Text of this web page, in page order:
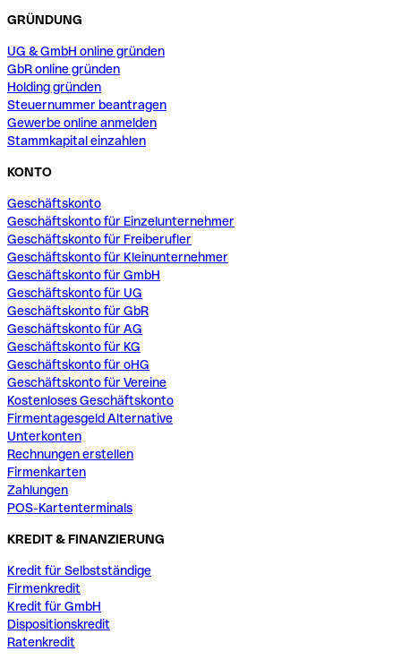
GRÜNDUNG
UG & GmbH online gründen
GbR online gründen
Holding gründen
Steuernummer beantragen
Gewerbe online anmelden
Stammkapital einzahlen
KONTO
Geschäftskonto
Geschäftskonto für Einzelunternehmer
Geschäftskonto für Freiberufler
Geschäftskonto für Kleinunternehmer
Geschäftskonto für GmbH
Geschäftskonto für UG
Geschäftskonto für GbR
Geschäftskonto für AG
Geschäftskonto für KG
Geschäftskonto für oHG
Geschäftskonto für Vereine
Kostenloses Geschäftskonto
Firmentagesgeld Alternative
Unterkonten
Rechnungen erstellen
Firmenkarten
Zahlungen
POS-Kartenterminals
KREDIT & FINANZIERUNG
Kredit für Selbstständige
Firmenkredit
Kredit für GmbH
Dispositionskredit
Ratenkredit